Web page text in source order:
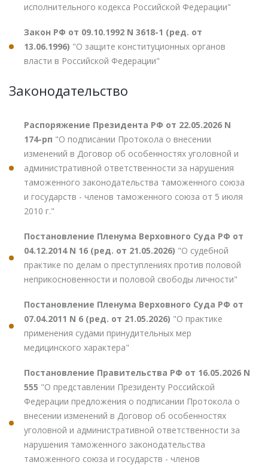
исполнительного кодекса Российской Федерации"
Закон РФ от 09.10.1992 N 3618-1 (ред. от
13.06.1996) "О защите конституционных органов
власти в Российской Федерации"
Законодательство
Распоряжение Президента РФ от 22.05.2026 N
174-рп "О подписании Протокола о внесении
изменений в Договор об особенностях уголовной и
административной ответственности за нарушения
таможенного законодательства таможенного союза
и государств - членов таможенного союза от 5 июля
2010 г."
Постановление Пленума Верховного Суда РФ от
04.12.2014 N 16 (ред. от 21.05.2026) "О судебной
практике по делам о преступлениях против половой
неприкосновенности и половой свободы личности"
Постановление Пленума Верховного Суда РФ от
07.04.2011 N 6 (ред. от 21.05.2026) "О практике
применения судами принудительных мер
медицинского характера"
Постановление Правительства РФ от 16.05.2026 N
555 "О представлении Президенту Российской
Федерации предложения о подписании Протокола о
внесении изменений в Договор об особенностях
уголовной и административной ответственности за
нарушения таможенного законодательства
таможенного союза и государств - членов